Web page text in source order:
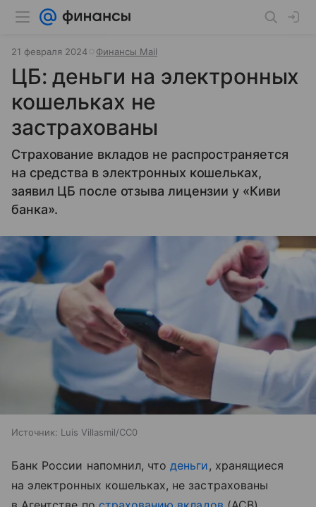
21 февраля 2024 Финансы Mail
ЦБ: деньги на электронных
кошельках не
застрахованы
Страхование вкладов не распространяется
на средства в электронных кошельках,
заявил ЦБ после отзыва лицензии у «Киви
банка».
Источник: Luis Villasmil/СС0
Банк России напомнил, чтоденьги , хранящиеся
на электронных кошельках, не застрахованы